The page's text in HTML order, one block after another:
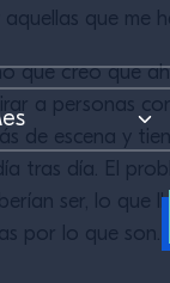
que me
que creo que
a personas
de escena y
tras día. El
ser, lo que
por lo que